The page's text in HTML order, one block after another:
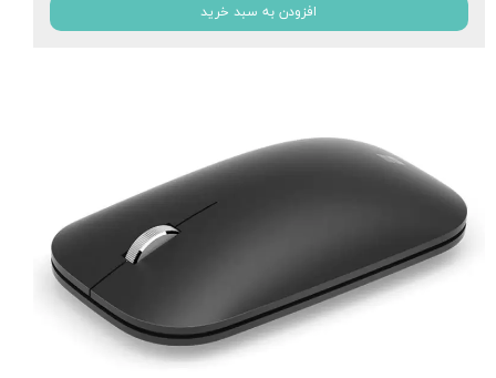
افزودن به سبد خرید